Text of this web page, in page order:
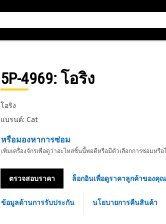
5P-4969: โอริง
โอริง
แบรนด์: Cat
หรือมองหาการซ่อม
เพิ่มเครื่องจักรเพื่อดูว่าอะไหล่ชิ้นนี้พอดีหรือมีตัวเลือกการซ่อมหรือ
ตรวจสอบราคา ล็อกอินเพื่อดูราคาลูกค้าของคุณ
ข้อมูลด้านการรับประกัน นโยบายการคืนสินค้า